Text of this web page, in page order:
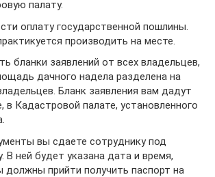
палату.
оплату государственной пошлины.
производить на месте.
бланки заявлений от всех владельцев,
дачного надела разделена на
Бланк заявления вам дадут
в Кадастровой палате, установленного
вы сдаете сотруднику под
В ней будет указана дата и время,
должны прийти получить паспорт на